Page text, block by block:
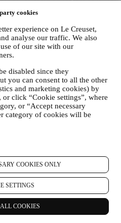
cookies
experience on Le Creuset,
analyse our traffic. We also
of our site with our
disabled since they
you can consent to all the other
and marketing cookies) by
click “Cookie settings”, where
or “Accept necessary
category of cookies will be
COOKIES ONLY
SETTINGS
COOKIES
PERSONNELLES ?
Benelux SA, dont le siège
SA, 4 Rue de la Presse, 1000
communications commerciales de
base de données des
Celle-ci est gérée
et Group AG, dont le
4, 6340 Baar, en Suisse. Son
Le Creuset SL, numéro de TVA
situés Paseo de Gracia 9 2º,
de responsabilité conjointe
client personnalisée ; (b) aux
développer des initiatives
indépendante ; (c) à toutes
demandes concernant vos droits
CES INFORMATIONS ?
aux fins suivantes :